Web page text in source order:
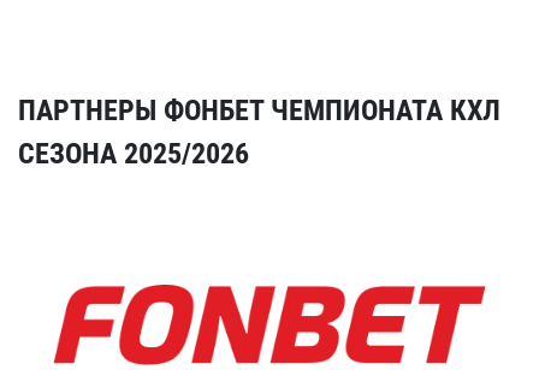
ПАРТНЕРЫ ФОНБЕТ ЧЕМПИОНАТА КХЛ
СЕЗОНА 2025/2026